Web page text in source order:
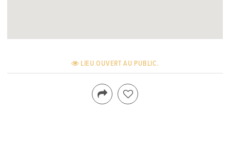
LIEU OUVERT AU PUBLIC.